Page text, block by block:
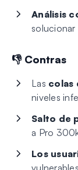
Análisis
solucionar
👎 Contras
Las colas
niveles
Salto de
a Pro
Los